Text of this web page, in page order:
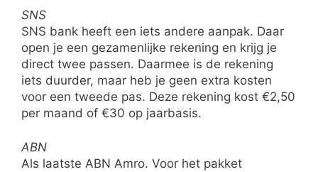
SNS
SNS bank heeft een iets andere aanpak. Daar
open je een gezamenlijke rekening en krijg je
direct twee passen. Daarmee is de rekening
iets duurder, maar heb je geen extra kosten
voor een tweede pas. Deze rekening kost €2,50
per maand of €30 op jaarbasis.
ABN
Als laatste ABN Amro. Voor het pakket